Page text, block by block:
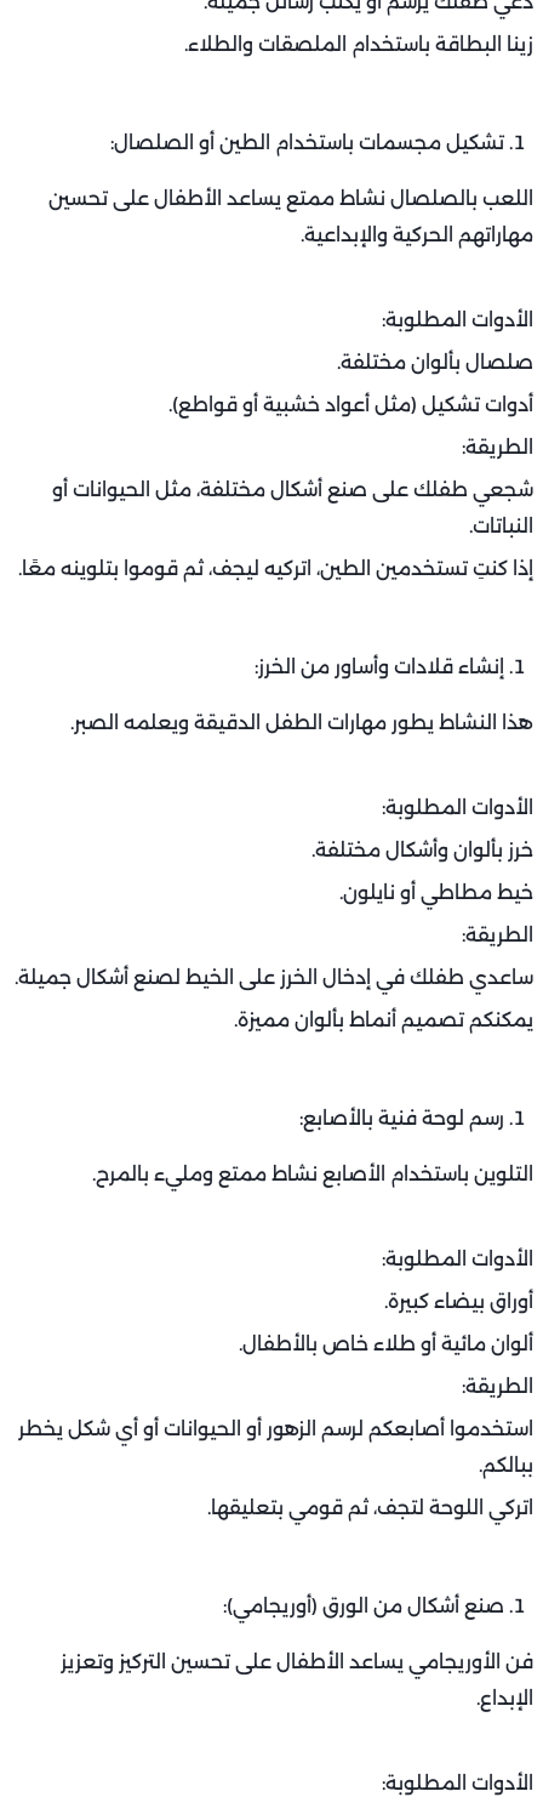
زينا البطاقة باستخدام الملصقات والطلاء.
تشكيل مجسمات باستخدام الطين أو الصلصال:
اللعب بالصلصال نشاط ممتع يساعد الأطفال على تحسين
مهاراتهم الحركية والإبداعية.
الأدوات المطلوبة:
صلصال بألوان مختلفة.
أدوات تشكيل (مثل أعواد خشبية أو قواطع).
الطريقة:
شجعي طفلك على صنع أشكال مختلفة، مثل الحيوانات أو
النباتات.
إذا كنتِ تستخدمين الطين، اتركيه ليجف، ثم قوموا بتلوينه معًا.
إنشاء قلادات وأساور من الخرز:
هذا النشاط يطور مهارات الطفل الدقيقة ويعلمه الصبر.
الأدوات المطلوبة:
خرز بألوان وأشكال مختلفة.
خيط مطاطي أو نايلون.
الطريقة:
ساعدي طفلك في إدخال الخرز على الخيط لصنع أشكال جميلة.
يمكنكم تصميم أنماط بألوان مميزة.
رسم لوحة فنية بالأصابع:
التلوين باستخدام الأصابع نشاط ممتع ومليء بالمرح.
الأدوات المطلوبة:
أوراق بيضاء كبيرة.
ألوان مائية أو طلاء خاص بالأطفال.
الطريقة:
استخدموا أصابعكم لرسم الزهور أو الحيوانات أو أي شكل يخطر
ببالكم.
اتركي اللوحة لتجف، ثم قومي بتعليقها.
صنع أشكال من الورق (أوريجامي):
فن الأوريجامي يساعد الأطفال على تحسين التركيز وتعزيز
الإبداع.
الأدوات المطلوبة: